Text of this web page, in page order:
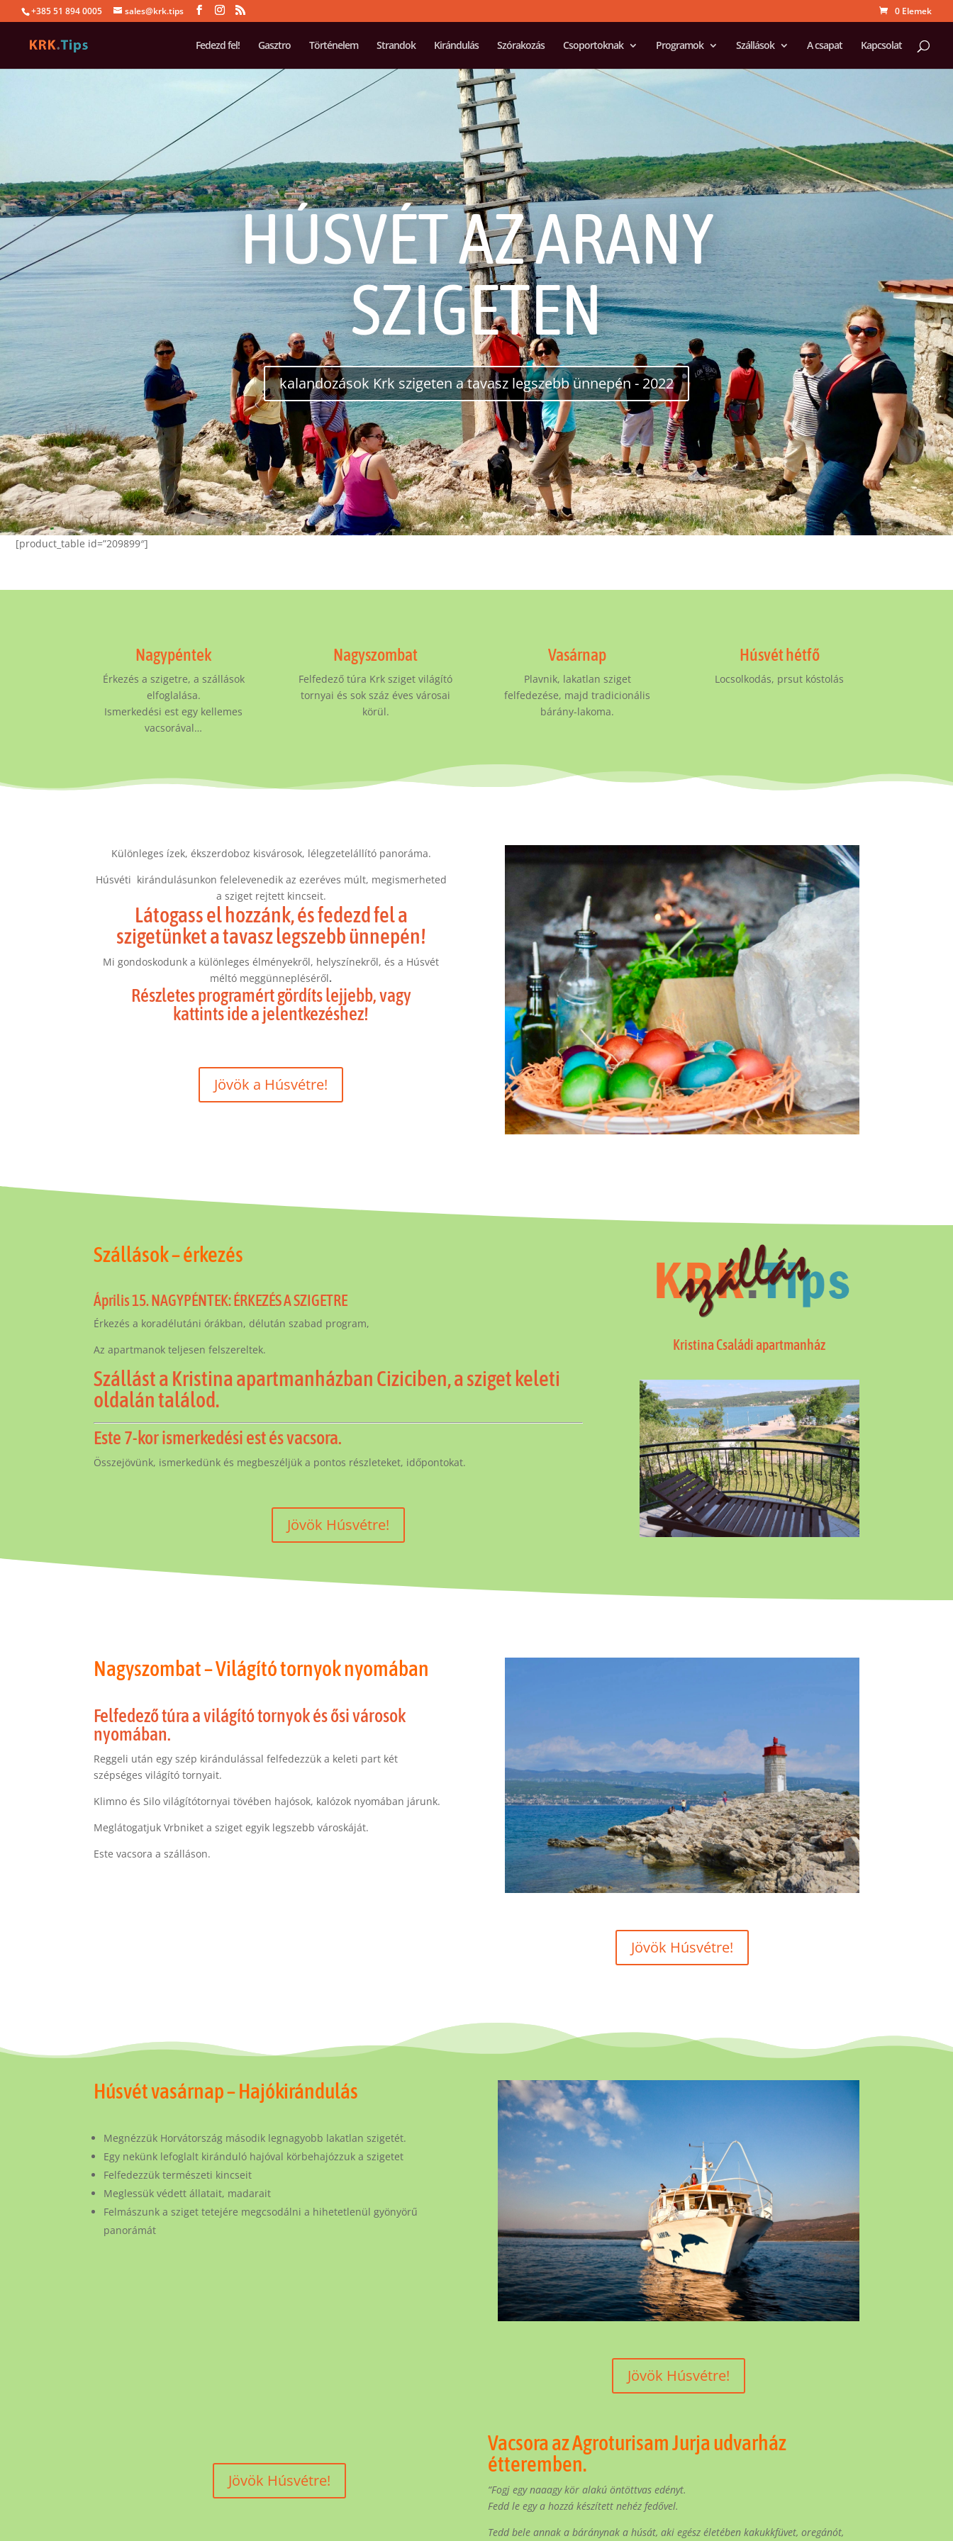
+385 51 894 0005 sales@krk.tips 0 Elemek
Fedezd fel! Gasztro Történelem Strandok Kirándulás Szórakozás Csoportoknak Programok Szállások A csapat Kapcsolat
HÚSVÉT AZ ARANY
SZIGETEN
kalandozások Krk szigeten a tavasz legszebb ünnepén - 2022
[product_table id=”209899″]
Nagypéntek
Érkezés a szigetre, a szállások
elfoglalása.
Ismerkedési est egy kellemes
vacsorával…
Nagyszombat
Felfedező túra Krk sziget világító
tornyai és sok száz éves városai
körül.
Vasárnap
Plavnik, lakatlan sziget
felfedezése, majd tradicionális
bárány-lakoma.
Húsvét hétfő
Locsolkodás, prsut kóstolás
Különleges ízek, ékszerdoboz kisvárosok, lélegzetelállító panoráma.
Húsvéti kirándulásunkon felelevenedik az ezeréves múlt, megismerheted
a sziget rejtett kincseit.
Látogass el hozzánk, és fedezd fel a
szigetünket a tavasz legszebb ünnepén!
Mi gondoskodunk a különleges élményekről, helyszínekről, és a Húsvét
méltó meggünnepléséről.
Részletes programért gördíts lejjebb, vagy
kattints ide a jelentkezéshez!
Jövök a Húsvétre!
Szállások – érkezés
Április 15. NAGYPÉNTEK: ÉRKEZÉS A SZIGETRE
Érkezés a koradélutáni órákban, délután szabad program,
Az apartmanok teljesen felszereltek.
Szállást a Kristina apartmanházban Ciziciben, a sziget keleti
oldalán találod.
Este 7-kor ismerkedési est és vacsora.
Összejövünk, ismerkedünk és megbeszéljük a pontos részleteket, időpontokat.
Jövök Húsvétre!
Kristina Családi apartmanház
Nagyszombat – Világító tornyok nyomában
Felfedező túra a világító tornyok és ősi városok
nyomában.
Reggeli után egy szép kirándulással felfedezzük a keleti part két
szépséges világító tornyait.
Klimno és Silo világítótornyai tövében hajósok, kalózok nyomában járunk.
Meglátogatjuk Vrbniket a sziget egyik legszebb városkáját.
Este vacsora a szálláson.
Jövök Húsvétre!
Húsvét vasárnap – Hajókirándulás
Megnézzük Horvátország második legnagyobb lakatlan szigetét.
Egy nekünk lefoglalt kiránduló hajóval körbehajózzuk a szigetet
Felfedezzük természeti kincseit
Meglessük védett állatait, madarait
Felmászunk a sziget tetejére megcsodálni a hihetetlenül gyönyörű
panorámát
Jövök Húsvétre!
Jövök Húsvétre!
Vacsora az Agroturisam Jurja udvarház
étteremben.
“Fogj egy naaagy kör alakú öntöttvas edényt.
Fedd le egy a hozzá készített nehéz fedővel.
Tedd bele annak a báránynak a húsát, aki egész életében kakukkfüvet, oregánót,